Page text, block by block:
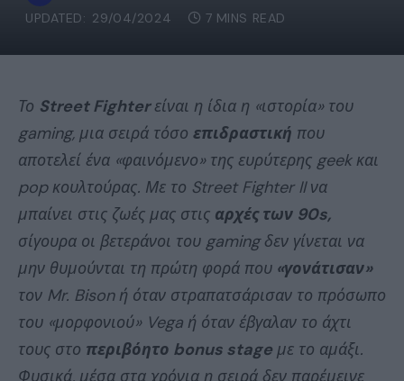
UPDATED: 29/04/2024 7 MINS READ
Το Street Fighterείναι η ίδια η «ιστορία» του
gaming, μια σειρά τόσο επιδραστική που
αποτελεί ένα «φαινόμενο» της ευρύτερης geek και
pop κουλτούρας. Με το Street Fighter II να
μπαίνει στις ζωές μας στις αρχές των 90s,
σίγουρα οι βετεράνοι του gaming δεν γίνεται να
μην θυμούνται τη πρώτη φορά που «γονάτισαν»
τον Mr. Bison ή όταν στραπατσάρισαν το πρόσωπο
του «μορφονιού» Vega ή όταν έβγαλαν το άχτι
τους στο περιβόητο bonus stage με το αμάξι.
Φυσικά, μέσα στα χρόνια η σειρά δεν παρέμεινε